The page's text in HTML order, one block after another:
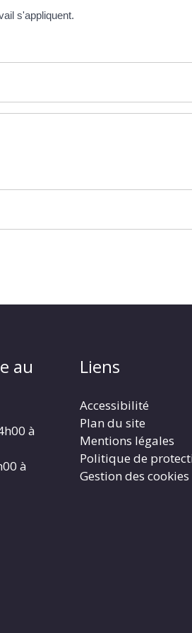
s'appliquent.
au
à
à
Liens
Accessibilité
Plan du site
Mentions légales
Politique de
Gestion des cookies